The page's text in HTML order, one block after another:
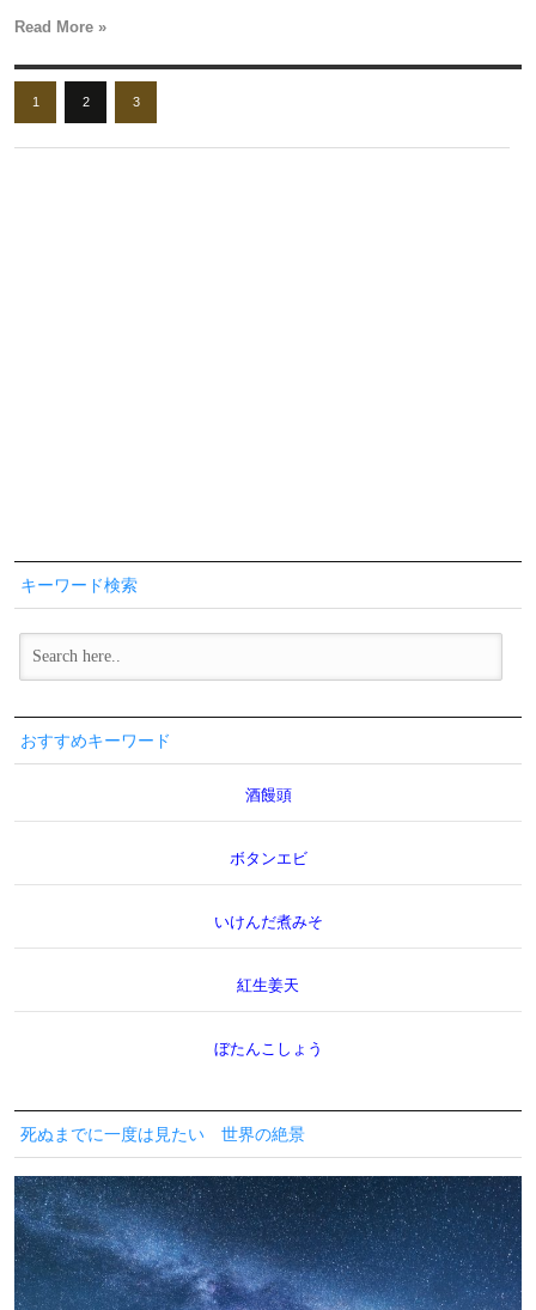
Read More »
1 2 3
キーワード検索
おすすめキーワード
酒饅頭
ボタンエビ
いけんだ煮みそ
紅生姜天
ぼたんこしょう
死ぬまでに一度は見たい 世界の絶景